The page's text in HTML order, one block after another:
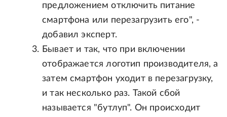
предложением отключить питание
смартфона или перезагрузить его", -
добавил эксперт.
Бывает и так, что при включении
отображается логотип производителя, а
затем смартфон уходит в перезагрузку,
и так несколько раз. Такой сбой
называется "бутлуп". Он происходит